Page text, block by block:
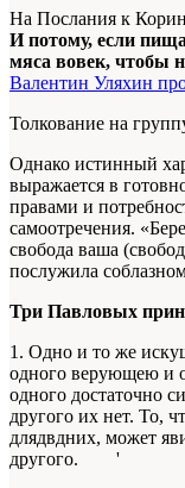
На Послания к
И потому, если пища
мяса вовек, чтобы
Валентин Уляхин
Толкование на
Однако истинный
выражается в
правами и
самоотречения.
свобода ваша
послужила
Три Павловых
1. Одно и то же
одного верующею и
одного достаточно
другого их нет. То,
длядвдних, может
другого. '